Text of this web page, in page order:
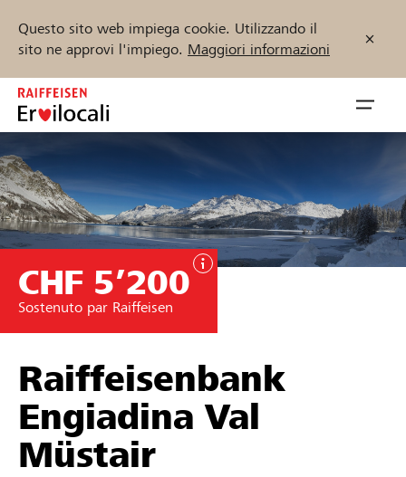
Questo sito web impiega cookie. Utilizzando il
sito ne approvi l'impiego. Maggiori informazioni
Zum
Inhalt
springen
öffnen
Sostenere
Aiuto & supporto
Partner / Banche Raiffeisen
Trova progetti e organizzazioni
Inizia ora
CHF 5’200
Sostenuto par Raiffeisen
Raiffeisenbank
Engiadina Val
Müstair